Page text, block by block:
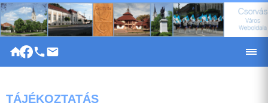
|
TÁJÉKOZTATÁS